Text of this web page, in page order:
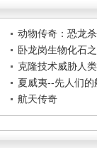
动物传奇：恐龙
卧龙岗生物化石
克隆技术威胁人
夏威夷--先人们的
航天传奇